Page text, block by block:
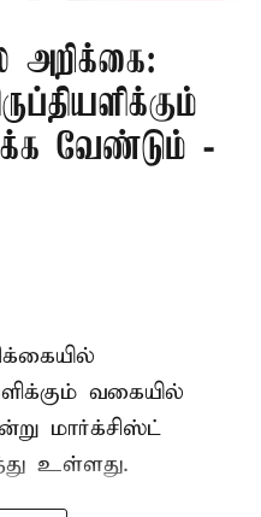
அறிக்கை:
வேண்டும் -
வகையில்
மார்க்சிஸ்ட்
உள்ளது.